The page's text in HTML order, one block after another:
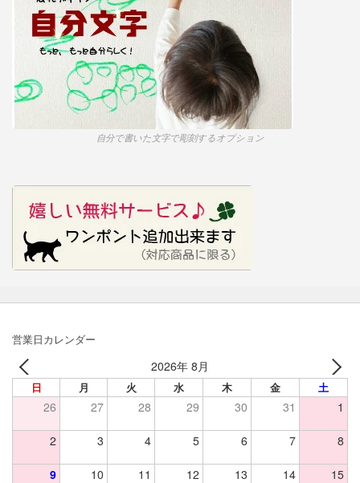
自分で書いた文字で彫刻するオプション
営業日カレンダー
2026年 8月
日 月 火 水 木 金 土
26 27 28 29 30 31 1
2 3 4 5 6 7 8
9 10 11 12 13 14 15